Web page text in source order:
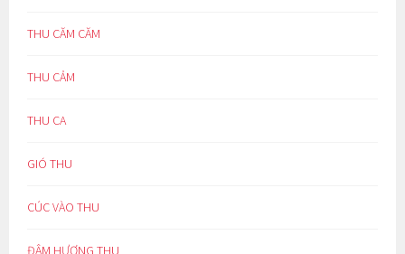
THU CĂM CĂM
THU CẢM
THU CA
GIÓ THU
CÚC VÀO THU
ĐẬM HƯƠNG THU